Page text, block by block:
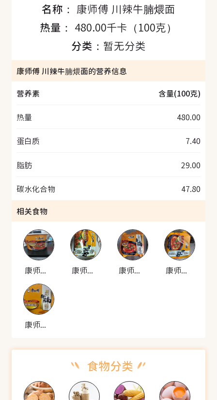
名称： 康师傅 川辣牛腩煨面
热量： 480.00千卡（100克）
分类： 暂无分类
康师傅 川辣牛腩煨面的营养信息
营养素
含量(100克)
热量 480.00
蛋白质 7.40
脂肪 29.00
碳水化合物
47.80
相关食物
康师傅 川辣牛腩煨面 康师傅 川辣牛腩煨面 康师傅 川辣牛腩煨面 康师傅 川辣牛腩煨面
康师傅 川辣牛腩煨面